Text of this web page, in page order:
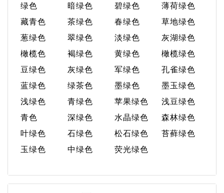
绿色 暗绿色 碧绿色
薄荷绿色
藏青色
茶绿色 春绿色
草地绿色
葱绿色
翠绿色 淡绿色
灰湖绿色
橄榄色
褐绿色 黄绿色
橄榄绿色
豆绿色
灰绿色 军绿色
孔雀绿色
蓝绿色
绿茶色 墨绿色
墨玉绿色
浅绿色
青绿色 苹果绿色
浅豆绿色
青色
深绿色 水晶绿色
森林绿色
叶绿色
石绿色 松石绿色
苔藓绿色
玉绿色
中绿色 荧光绿色